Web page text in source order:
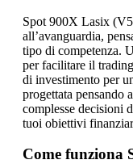
Spot 900X Lasix
all’avanguardia,
tipo di competenza.
per facilitare il
di investimento per
progettata pensando
complesse decisioni
tuoi obiettivi
Come funziona